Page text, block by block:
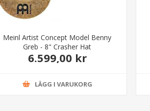
Meinl Artist Concept Model Benny
Greb - 8" Crasher Hat
6.599,00 kr
LÄGG I VARUKORG